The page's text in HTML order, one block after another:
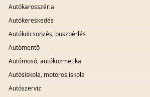
Autókarosszéria
Autókereskedés
Autókölcsönzés, buszbérlés
Autómentő
Autómosó, autókozmetika
Autósiskola, motoros iskola
Autószerviz